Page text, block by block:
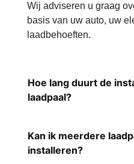
Wij adviseren u graag
basis van uw auto, uw
laadbehoeften.
Hoe lang duurt de
laadpaal?
Kan ik meerdere
installeren?